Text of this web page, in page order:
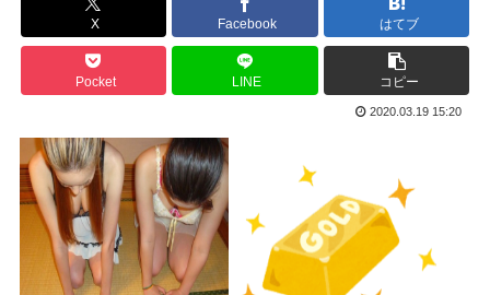
ラジコンのキングタイガーでスズメバチの巣に突撃「ハチから...
イチローがマリナーズ主催のHRダービーで見せた活躍にML...
高市早苗、また怪しい経歴が出てくるwww
【画像】キオクシア声優・羊宮妃那ちゃん今日も信用できるw...
デスノートの魅上照がめっちゃ好きなんだが
韓国人「最近の日本アニメ業界の勢力図を変えたと言われる作...
靖国神社、自衛官以外の軍服を禁止「コスプレは英霊を侮辱」
エ口漫画描いたんだけどpixivで誰も見ない
X Facebook はてブ
Pocket LINE コピー
2020.03.19 15:20